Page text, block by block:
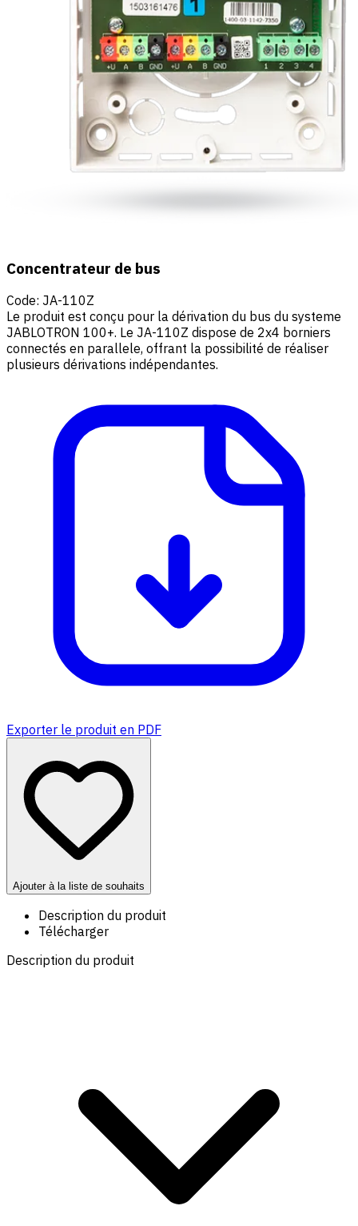
Concentrateur de bus
Code: JA-110Z
Le produit est conçu pour la dérivation du bus du systeme
JABLOTRON 100+. Le JA-110Z dispose de 2x4 borniers
connectés en parallele, offrant la possibilité de réaliser
plusieurs dérivations indépendantes.
Exporter le produit en PDF
Ajouter à la liste de souhaits
Description du produit
Télécharger
Description du produit